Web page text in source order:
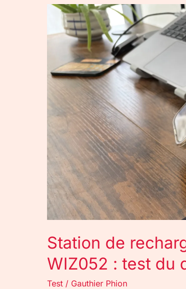
Station de
WIZ052 : test du
Test / Gauthier Phion
Station
recharge
modulaire
Belkin
UltraCharge
test
du
Qi2
3-
en-